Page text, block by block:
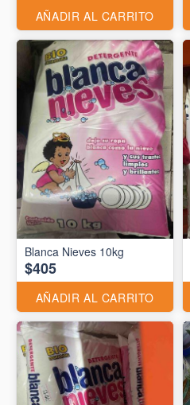
AÑADIR AL CARRITO
Blanca Nieves 10kg
$405
AÑADIR AL CARRITO